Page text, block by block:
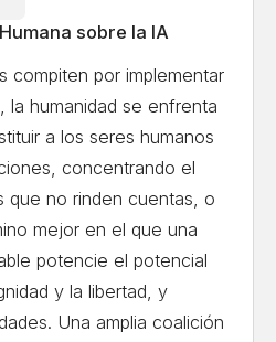
and Society,
Professor, author,
30 in science
Book Author/ Cofounder
children's book author,
sobre la IA
compiten por implementar
la humanidad se enfrenta
a los seres humanos
concentrando el
que no rinden cuentas, o
mejor en el que una
potencie el potencial
y la libertad, y
Una amplia coalición